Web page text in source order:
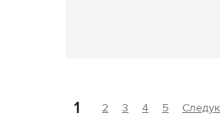
1 2 3 4 5